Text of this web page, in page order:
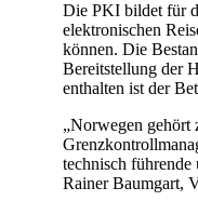
Die PKI bildet für
elektronischen
können. Die
Bereitstellung der
enthalten ist der
„Norwegen gehört
technisch
Rainer Baumgart,